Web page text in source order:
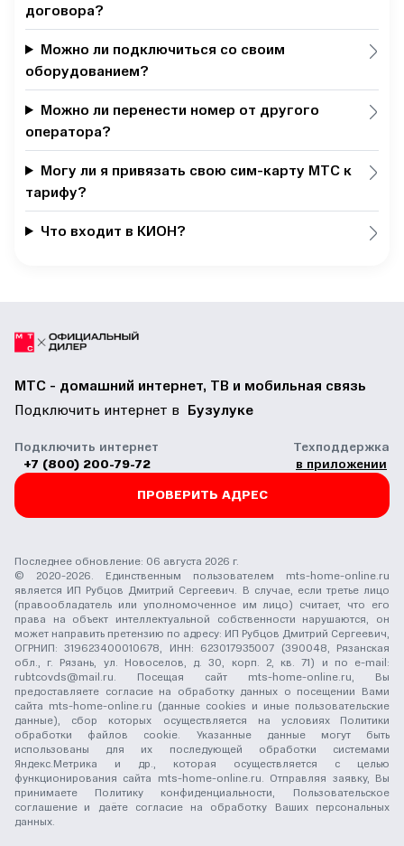
договора?
Можно ли подключиться со своим
оборудованием?
Можно ли перенести номер от другого
оператора?
Могу ли я привязать свою сим-карту МТС к
тарифу?
Что входит в КИОН?
МТС - домашний интернет, ТВ и мобильная связь
Подключить интернет в Бузулуке
Подключить интернет
+7 (800) 200-79-72
Техподдержка
в приложении
ПРОВЕРИТЬ АДРЕС
Последнее обновление: 06 августа 2026 г.
© 2020-2026. Единственным пользователем mts-home-online.ru
является ИП Рубцов Дмитрий Сергеевич. В случае, если третье лицо
(правообладатель или уполномоченное им лицо) считает, что его
права на объект интеллектуальной собственности нарушаются, он
может направить претензию по адресу: ИП Рубцов Дмитрий Сергеевич,
ОГРНИП: 319623400010678, ИНН: 623017935007 (390048, Рязанская
обл., г. Рязань, ул. Новоселов, д. 30, корп. 2, кв. 71) и по e-mail:
rubtcovds@mail.ru. Посещая сайт mts-home-online.ru, Вы
предоставляете согласие на обработку данных о посещении Вами
сайта mts-home-online.ru (данные cookies и иные пользовательские
данные), сбор которых осуществляется на условиях Политики
обработки файлов cookie. Указанные данные могут быть
использованы для их последующей обработки системами
Яндекс.Метрика и др., которая осуществляется с целью
функционирования сайта mts-home-online.ru. Отправляя заявку, Вы
принимаете Политику конфиденциальности, Пользовательское
соглашение и даёте согласие на обработку Ваших персональных
данных.